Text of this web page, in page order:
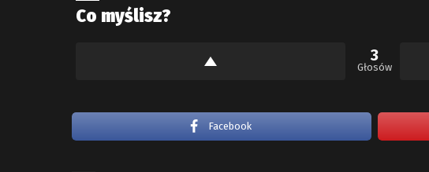
Co myślisz?
3
Głosów
Facebook